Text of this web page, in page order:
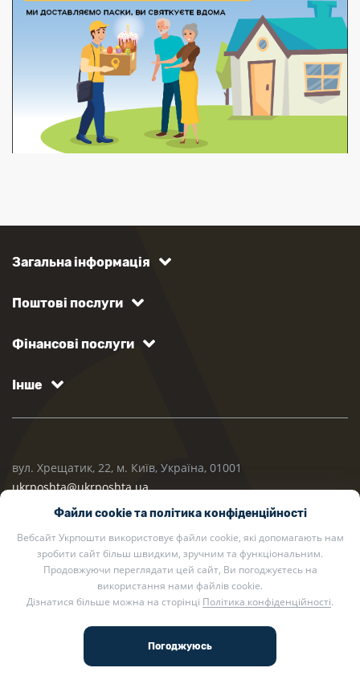
Файли cookie та політика конфіденційності
Вебсайт Укрпошти використовує файли cookie, які допомагають нам
зробити сайт більш швидким, зручним та функціональним.
Продовжуючи переглядати цей сайт, Ви погоджуєтесь на
використання нами файлів cookie.
Дізнатися більше можна на сторінці Політика конфіденційності.
Загальна інформація
Поштові послуги
Фінансові послуги
Інше
вул. Хрещатик, 22, м. Київ, Україна, 01001
ukrposhta@ukrposhta.ua
2002 — 2026 Укрпошта. Всі права захищено.
Політика конфіденційності